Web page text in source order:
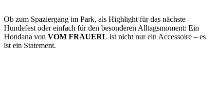
Ob zum Spaziergang im Park, als Highlight für das nächste
Hundefest oder einfach für den besonderen Alltagsmoment: Ein
Hondana von VOM FRAUERL ist nicht nur ein Accessoire – es
ist ein Statement.